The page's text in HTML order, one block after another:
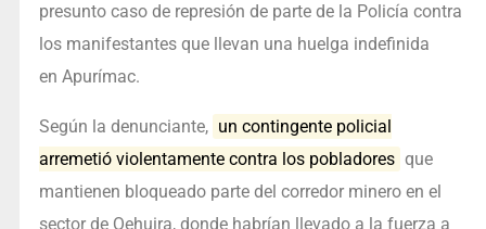
presunto caso de represión de parte de la Policía contra
los manifestantes que llevan una huelga indefinida
en Apurímac.
Según la denunciante, un contingente policial
arremetió violentamente contra los pobladores que
mantienen bloqueado parte del corredor minero en el
sector de Qehuira, donde habrían llevado a la fuerza a